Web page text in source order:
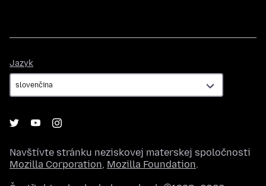
Jazyk
Navštívte stránku neziskovej materskej spoločnosti
Mozilla Corporation, Mozilla Foundation.